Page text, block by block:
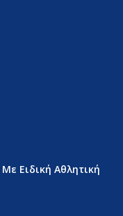
Ειδική Αθλητική